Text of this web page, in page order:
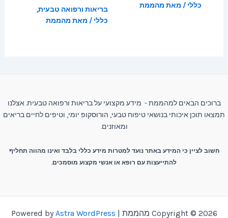
כללי / מאת מהממת בריאות ורפואה טבעית,
כללי / מאת מהממת
ברוכים הבאים למהממת - מידע מקצועי על בריאות ורפואה טבעית. אצלנו
תמצאו תוכן איכותי בנושאי טיפוח טבעי, הורוסקופ יומי, וטיפים לחיים בריאים
ומאוזנים.
חשוב לציין כי המידע באתר נועד למטרות מידע כללי בלבד ואינו מהווה תחליף
להתייעצות עם רופא או אנשי מקצוע מוסמכים.
Copyright © 2026 מהממת | Powered by Astra WordPress